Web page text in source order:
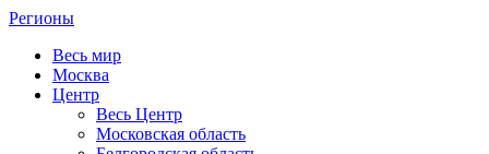
Регионы
Весь мир
Москва
Центр
Весь Центр
Московская область